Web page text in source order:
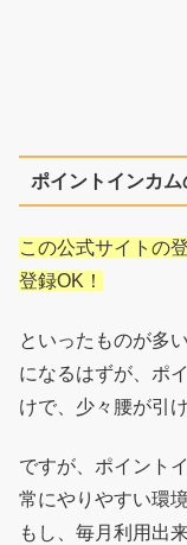
ポイントインカ
この公式サイトの
登録OK！
といったものが多
になるはずが、ポ
けで、少々腰が引
ですが、ポイント
常にやりやすい環
もし、毎月利用出